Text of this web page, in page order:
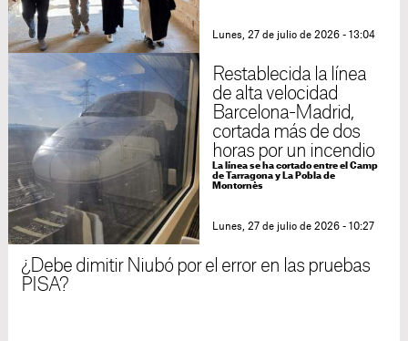
Lunes, 27 de julio de 2026 - 13:04
Restablecida la línea
de alta velocidad
Barcelona-Madrid,
cortada más de dos
horas por un incendio
La línea se ha cortado entre el Camp
de Tarragona y La Pobla de
Montornès
Lunes, 27 de julio de 2026 - 10:27
¿Debe dimitir Niubó por el error en las pruebas
PISA?